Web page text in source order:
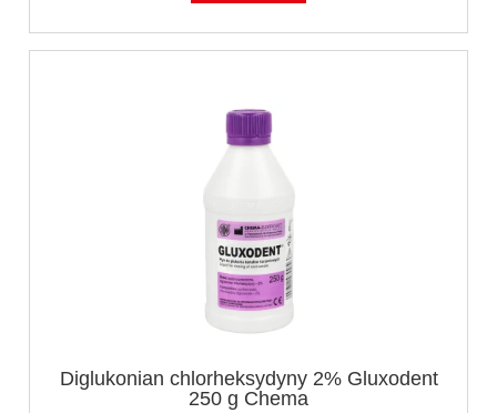
Diglukonian chlorheksydyny 2% Gluxodent
250 g Chema